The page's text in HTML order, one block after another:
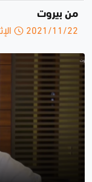
من بيروت
2021/11/22 الإثنين 10:04 ص